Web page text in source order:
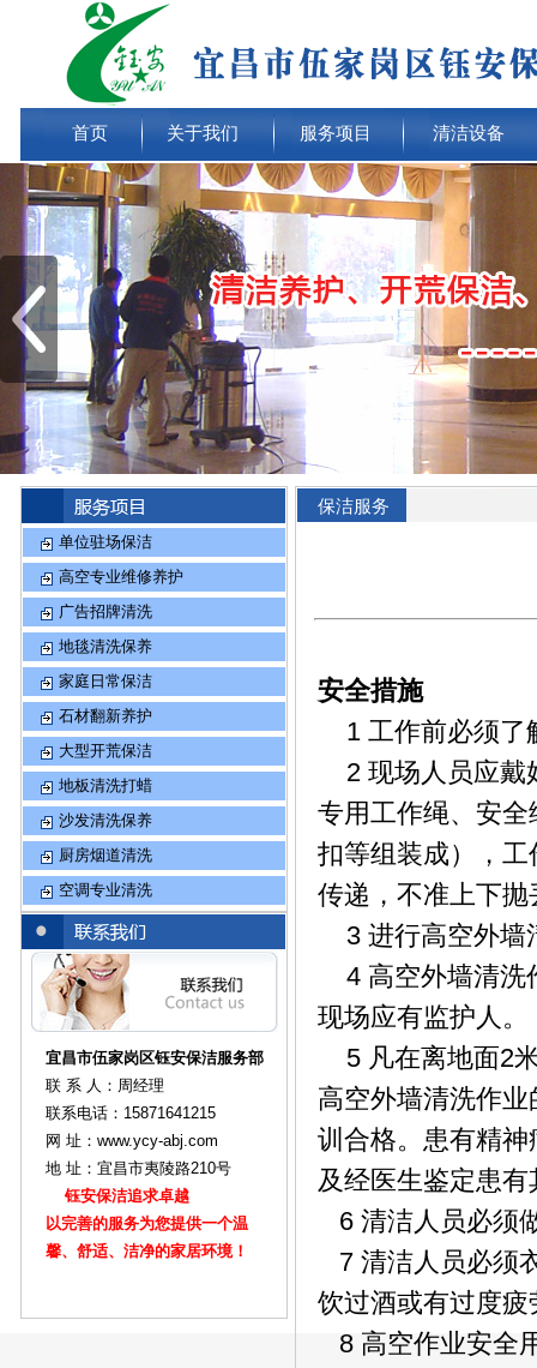
首页 关于我们 服务项目 清洁设备
单位驻场保洁
高空专业维修养护
广告招牌清洗
地毯清洗保养
家庭日常保洁
石材翻新养护
大型开荒保洁
地板清洗打蜡
沙发清洗保养
厨房烟道清洗
空调专业清洗
宜昌市伍家岗区钰安保洁服务部
联 系 人：周经理
联系电话：15871641215
网 址：www.ycy-abj.com
地 址：宜昌市夷陵路210号
钰安保洁追求卓越
以完善的服务为您提供一个温
馨、舒适、洁净的家居环境！
保洁服务
安全措施
1 工作前必须了
2 现场人员应戴
专用工作绳、安
扣等组装成），
传递，不准上下抛
3 进行高空外墙
4 高空外墙清洗
现场应有监护人。
5 凡在离地面2
高空外墙清洗作
训合格。患有精
及经医生鉴定患
6 清洁人员必须
7 清洁人员必须
饮过酒或有过度
8 高空作业安全